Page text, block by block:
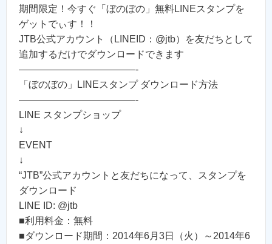
期間限定！今すぐ「ぼのぼの」無料LINEスタンプを
ゲットでぃす！！
JTB公式アカウント（LINEID：@jtb）を友だちとして
追加するだけでダウンロードできます
————————————-
「ぼのぼの」LINEスタンプ ダウンロード方法
————————————-
LINE スタンプショップ
↓
EVENT
↓
“JTB”公式アカウントと友だちになって、スタンプを
ダウンロード
LINE ID: @jtb
■利用料金：無料
■ダウンロード期間：2014年6月3日（火）～2014年6